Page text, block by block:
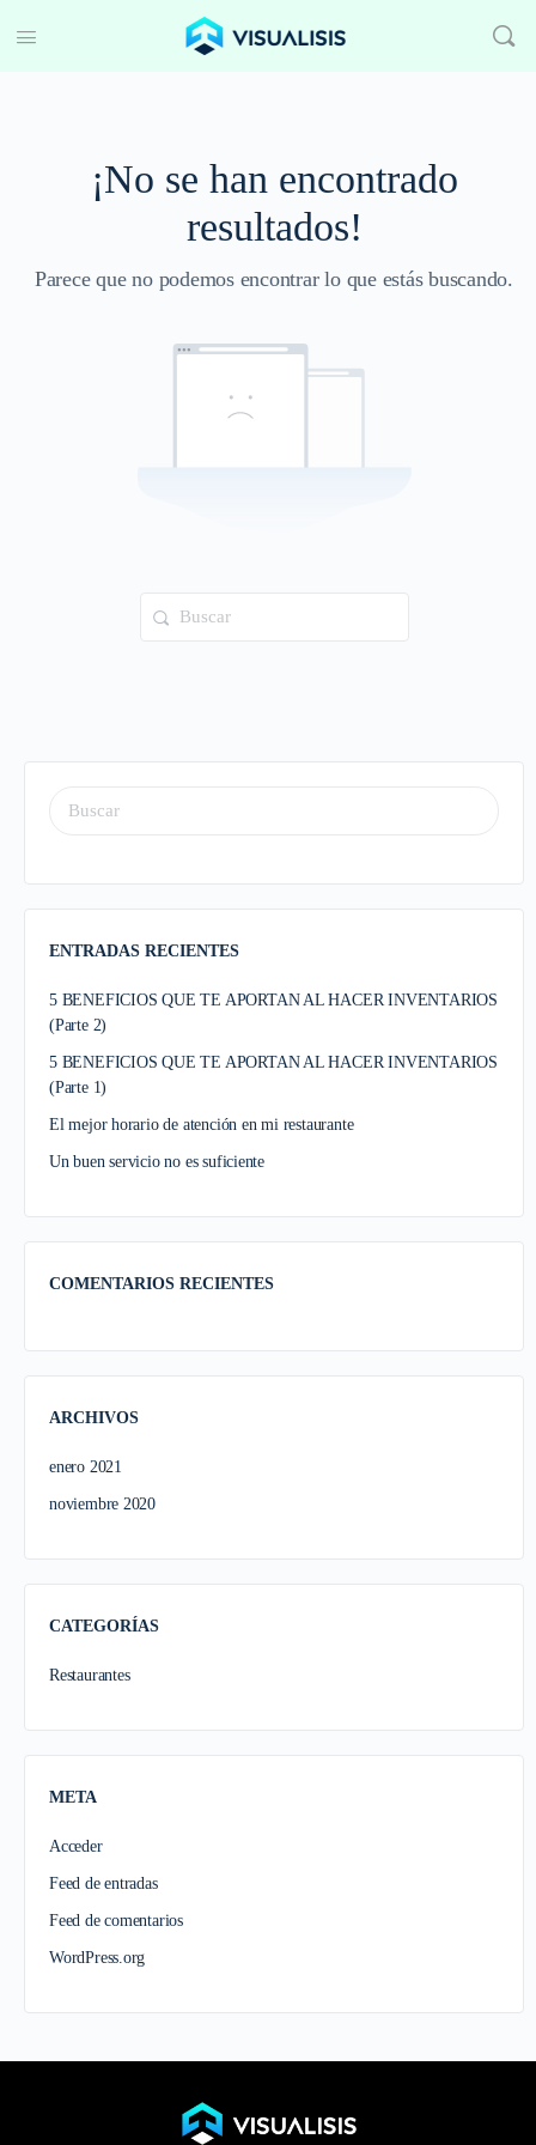
¡No se han encontrado
resultados!
Parece que no podemos encontrar lo que estás buscando.
ENTRADAS RECIENTES
5 BENEFICIOS QUE TE APORTAN AL HACER INVENTARIOS
(Parte 2)
5 BENEFICIOS QUE TE APORTAN AL HACER INVENTARIOS
(Parte 1)
El mejor horario de atención en mi restaurante
Un buen servicio no es suficiente
COMENTARIOS RECIENTES
ARCHIVOS
enero 2021
noviembre 2020
CATEGORÍAS
Restaurantes
META
Acceder
Feed de entradas
Feed de comentarios
WordPress.org